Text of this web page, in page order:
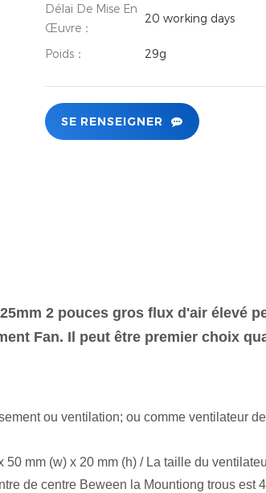
Délai De Mise En
Œuvre：
20 working days
Poids： 29g
SE RENSEIGNER
2 pouces gros flux d'air élevé
Fan. Il peut être premier choix
ou ventilation; ou comme ventilateur
mm (w) x 20 mm (h) / La taille du
de centre Beween la Mountiong trous est